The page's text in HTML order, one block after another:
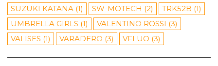
SUZUKI KATANA (1) SW-MOTECH (2) TRK52B (1)
UMBRELLA GIRLS (1) VALENTINO ROSSI (3)
VALISES (1) VARADERO (3) VFLUO (3)